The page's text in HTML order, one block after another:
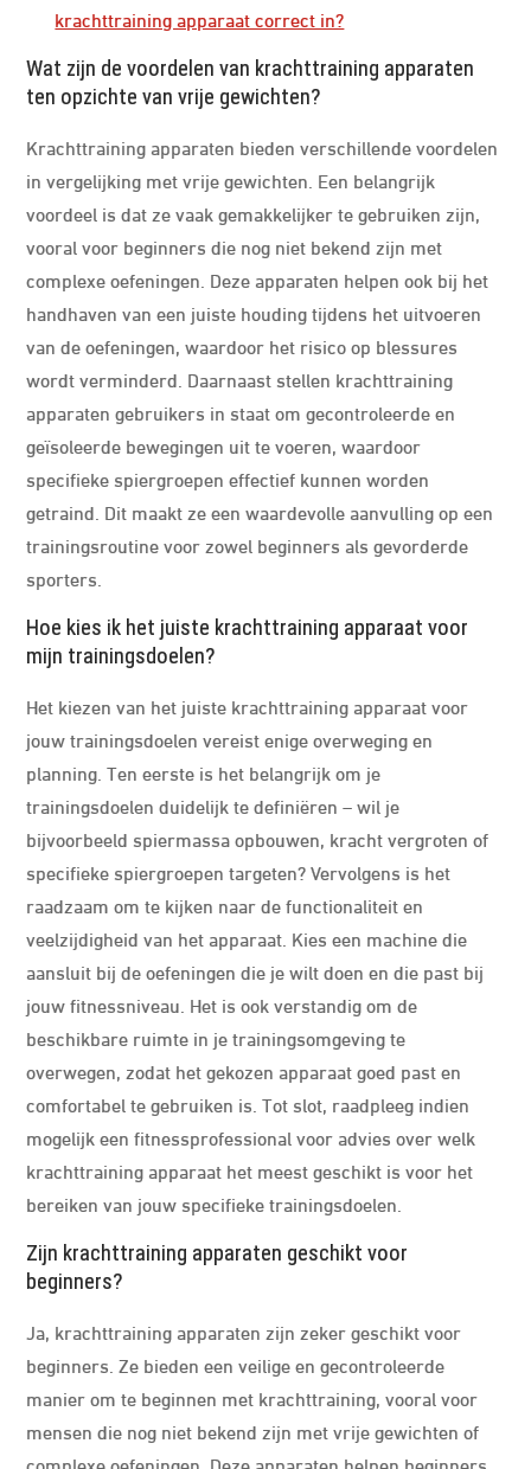
krachttraining apparaat correct in?
Wat zijn de voordelen van krachttraining apparaten
ten opzichte van vrije gewichten?
Krachttraining apparaten bieden verschillende voordelen
in vergelijking met vrije gewichten. Een belangrijk
voordeel is dat ze vaak gemakkelijker te gebruiken zijn,
vooral voor beginners die nog niet bekend zijn met
complexe oefeningen. Deze apparaten helpen ook bij het
handhaven van een juiste houding tijdens het uitvoeren
van de oefeningen, waardoor het risico op blessures
wordt verminderd. Daarnaast stellen krachttraining
apparaten gebruikers in staat om gecontroleerde en
geïsoleerde bewegingen uit te voeren, waardoor
specifieke spiergroepen effectief kunnen worden
getraind. Dit maakt ze een waardevolle aanvulling op een
trainingsroutine voor zowel beginners als gevorderde
sporters.
Hoe kies ik het juiste krachttraining apparaat voor
mijn trainingsdoelen?
Het kiezen van het juiste krachttraining apparaat voor
jouw trainingsdoelen vereist enige overweging en
planning. Ten eerste is het belangrijk om je
trainingsdoelen duidelijk te definiëren – wil je
bijvoorbeeld spiermassa opbouwen, kracht vergroten of
specifieke spiergroepen targeten? Vervolgens is het
raadzaam om te kijken naar de functionaliteit en
veelzijdigheid van het apparaat. Kies een machine die
aansluit bij de oefeningen die je wilt doen en die past bij
jouw fitnessniveau. Het is ook verstandig om de
beschikbare ruimte in je trainingsomgeving te
overwegen, zodat het gekozen apparaat goed past en
comfortabel te gebruiken is. Tot slot, raadpleeg indien
mogelijk een fitnessprofessional voor advies over welk
krachttraining apparaat het meest geschikt is voor het
bereiken van jouw specifieke trainingsdoelen.
Zijn krachttraining apparaten geschikt voor
beginners?
Ja, krachttraining apparaten zijn zeker geschikt voor
beginners. Ze bieden een veilige en gecontroleerde
manier om te beginnen met krachttraining, vooral voor
mensen die nog niet bekend zijn met vrije gewichten of